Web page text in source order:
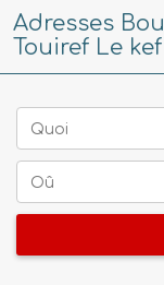
Adresses
Touiref Le
Quoi
Oû